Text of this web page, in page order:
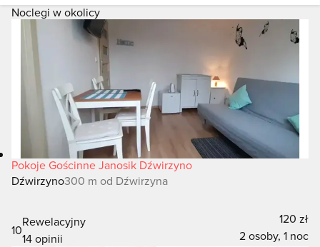
Noclegi w okolicy
Pokoje Gościnne Janosik Dźwirzyno
Dźwirzyno300 m od Dźwirzyna
10
Rewelacyjny
14 opinii
120 zł
2 osoby, 1 noc